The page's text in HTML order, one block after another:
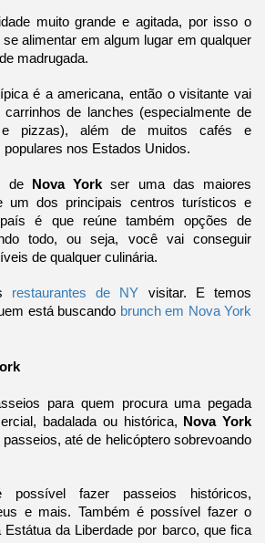
muito grande e agitada, por isso o
alimentar em algum lugar em qualquer
madrugada.
é a americana, então o visitante vai
de lanches (especialmente de
e pizzas), além de muitos cafés e
nos Estados Unidos.
de Nova York ser uma das maiores
um dos principais centros turísticos e
é que reúne também opções de
todo, ou seja, você vai conseguir
de qualquer culinária.
restaurantes de NY visitar. E temos
está buscando
para quem procura uma pegada
badalada ou histórica,
até de helicóptero sobrevoando
possível fazer passeios históricos,
e mais. Também é possível fazer o
da Liberdade por barco, que fica